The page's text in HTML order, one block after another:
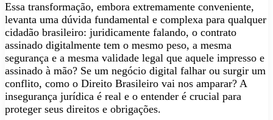
Essa transformação, embora extremamente conveniente,
levanta uma dúvida fundamental e complexa para qualquer
cidadão brasileiro: juridicamente falando, o contrato
assinado digitalmente tem o mesmo peso, a mesma
segurança e a mesma validade legal que aquele impresso e
assinado à mão? Se um negócio digital falhar ou surgir um
conflito, como o Direito Brasileiro vai nos amparar? A
insegurança jurídica é real e o entender é crucial para
proteger seus direitos e obrigações.